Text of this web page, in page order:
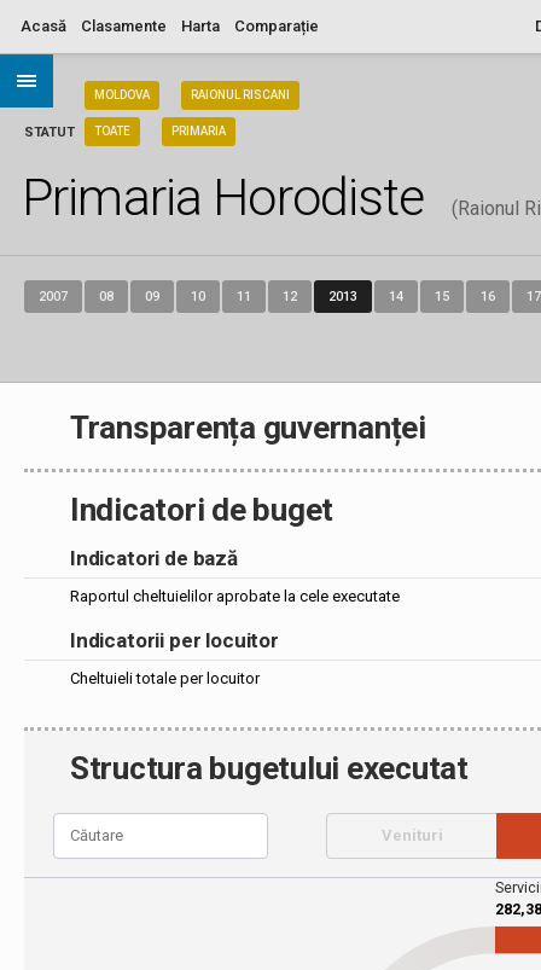
Acasă Clasamente Harta Comparație
STATUT
MOLDOVA RAIONUL RISCANI
TOATE PRIMARIA
Primaria Horodiste (Raionul
2007 08 09 10 11 12 2013 14 15 16 17
Transparența guvernanței
Indicatori de buget
Indicatori de bază
Raportul cheltuielilor aprobate la cele executate
Indicatorii per locuitor
Cheltuieli totale per locuitor
Structura bugetului executat